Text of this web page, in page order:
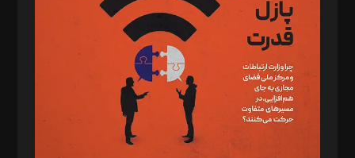
مصطفی مسجدی آرانی، ابوالفضل رجبی، زهرا فکرانه، فائزه فتحی
رستمی،مصطفی باستان
ویرایش: نگار استاد‌‌آقا
طراح یونیفرم: مجید توکلی
فیلمبرداری و عکاسی: امیر شفیعی، مانی لطفی زاده
گرافیک و صفحه‌آرایی: سید‌سبحان‌علی ثابت
مد‌یر توسعه تجاری: کامبیز برید‌